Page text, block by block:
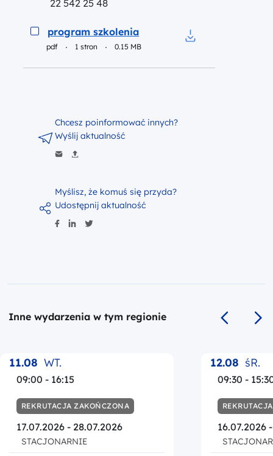
22 542 25 48
Podgląd
program szkolenia
pdf 1 stron 0.15 MB
Myślisz, że komuś się przyda?
Udostępnij aktualność
Chcesz poinformować innych?
Wyślij aktualność
Inne wydarzenia w tym regionie
Poprzedni
11.08 WT.
09:00 - 16:15
REKRUTACJA ZAKOŃCZONA
17.07.2026 - 28.07.2026
STACJONARNIE
12.08 śR.
09:30 -
16.07.2026